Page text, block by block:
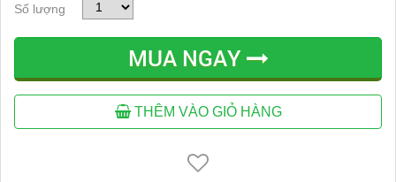
Số lượng
MUA NGAY
THÊM VÀO GIỎ HÀNG